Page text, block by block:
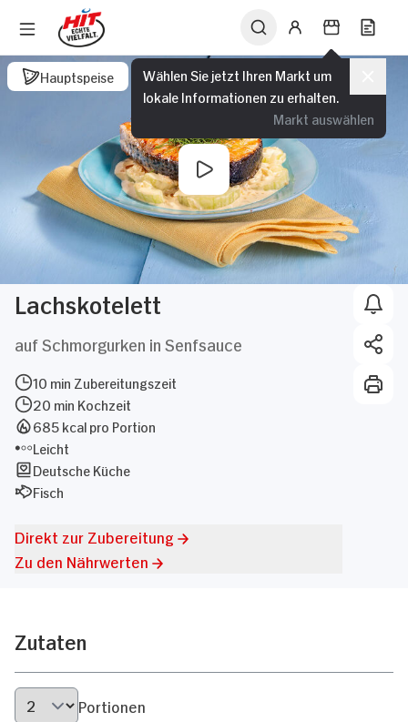
Wählen Sie jetzt Ihren Markt um
lokale Informationen zu erhalten.
Markt auswählen
Hauptspeise
Lachskotelett
auf Schmorgurken in Senfsauce
10 min Zubereitungszeit
20 min Kochzeit
685 kcal pro Portion
Leicht
Deutsche Küche
Fisch
Direkt zur Zubereitung
Zu den Nährwerten
Zutaten
Portionen